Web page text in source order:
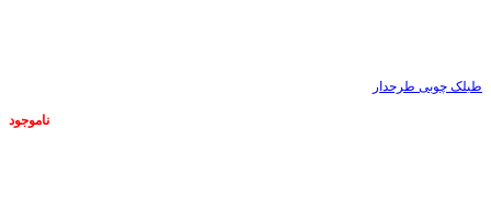
طبلک چوبی طرحدار
ناموجود